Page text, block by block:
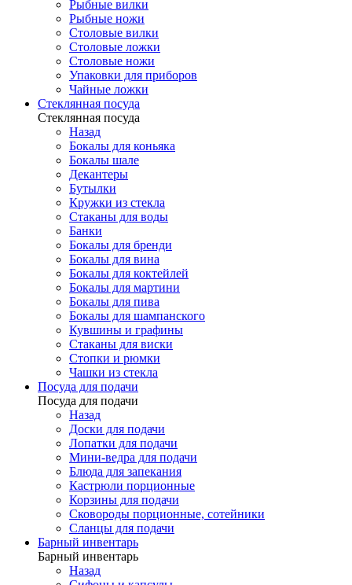
Рыбные вилки
Рыбные ножи
Столовые вилки
Столовые ложки
Столовые ножи
Упаковки для приборов
Чайные ложки
Стеклянная посуда
Стеклянная посуда
Назад
Бокалы для коньяка
Бокалы шале
Декантеры
Бутылки
Кружки из стекла
Стаканы для воды
Банки
Бокалы для бренди
Бокалы для вина
Бокалы для коктейлей
Бокалы для мартини
Бокалы для пива
Бокалы для шампанского
Кувшины и графины
Стаканы для виски
Стопки и рюмки
Чашки из стекла
Посуда для подачи
Посуда для подачи
Назад
Доски для подачи
Лопатки для подачи
Мини-ведра для подачи
Блюда для запекания
Кастрюли порционные
Корзины для подачи
Сковороды порционные, сотейники
Сланцы для подачи
Барный инвентарь
Барный инвентарь
Назад